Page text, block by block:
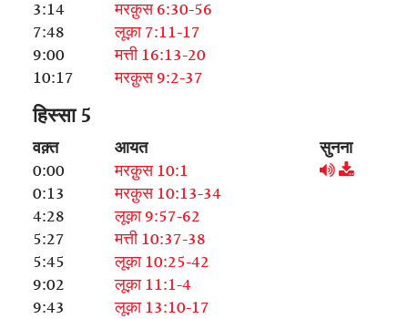
3:14
7:48
9:00
10:17
मरक़ुस 6:30-56
लूक़ा 7:11-17
मत्ती 16:13-20
मरक़ुस 9:2-37
हिस्सा 5
वक़्त आयत
सुनना
0:00
0:13
4:28
5:27
5:45
9:02
9:43
मरक़ुस 10:1
मरक़ुस 10:13-34
लूक़ा 9:57-62
मत्ती 10:37-38
लूक़ा 10:25-42
लूक़ा 11:1-4
लूक़ा 13:10-17